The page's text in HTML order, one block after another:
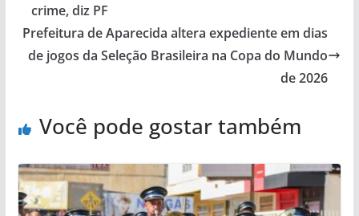
crime, diz PF
Prefeitura de Aparecida altera expediente em dias
de jogos da Seleção Brasileira na Copa do Mundo
de 2026
Você pode gostar também